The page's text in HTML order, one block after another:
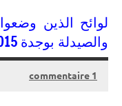
لوائح الذين
والصيدلة بوجدة 2015
20/07/2015
kamal
1 commentaire